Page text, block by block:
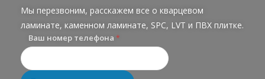
Мы перезвоним, расскажем все о кварцевом
ламинате, каменном ламинате, SPC, LVT и ПВХ плитке.
Ваш номер телефона *